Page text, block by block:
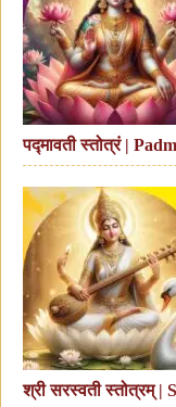
पद्मावती स्तोत्रं |
श्री सरस्वती स्तोत्रम् |